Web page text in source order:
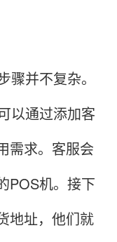
并不复杂。
以通过添加客
需求。客服会
POS机。接下
地址，他们就